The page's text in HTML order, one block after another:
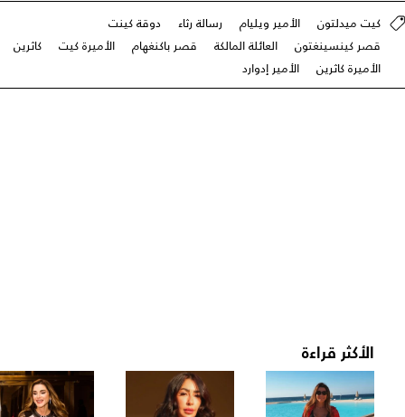
كيت ميدلتون الأمير ويليام رسالة رثاء
دوقة كينت
قصر كينسينغتون
العائلة المالكة قصر باكنغهام الأميرة كيت
كاثرين
الأميرة كاثرين
الأمير إدوارد
الأكثر قراءة